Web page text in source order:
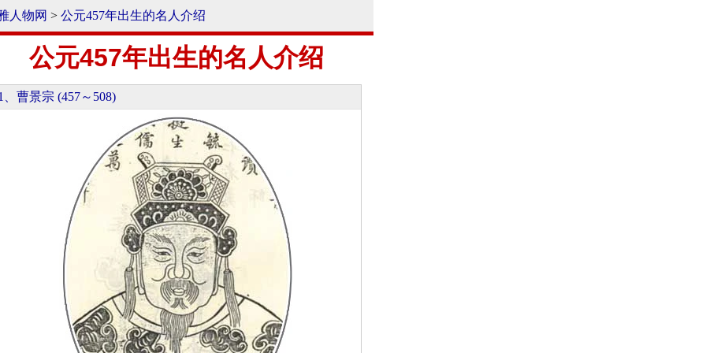
人物网 > 公元457年出生的名人介绍
公元457年出生的名人介绍
、曹景宗 (457～508)